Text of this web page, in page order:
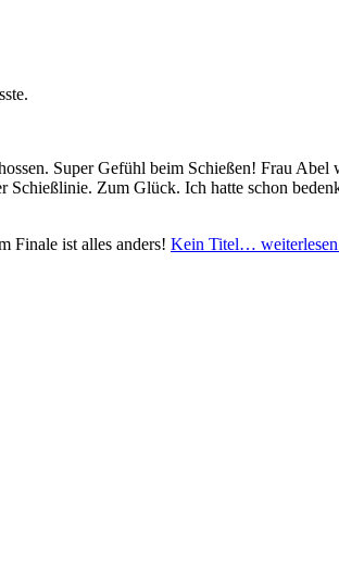
Super Gefühl beim Schießen! Frau Abel
Zum Glück. Ich hatte schon
Finale ist alles anders! Kein Titel… weiterlesen